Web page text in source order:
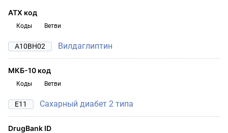
АТХ код
Коды Ветви
A10BH02 Вилдаглиптин
МКБ-10 код
Коды Ветви
E11 Сахарный диабет 2 типа
DrugBank ID